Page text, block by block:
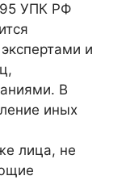
УПК РФ
и
В
иных
лица, не